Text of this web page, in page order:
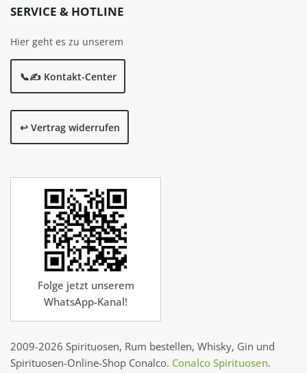
SERVICE & HOTLINE
Hier geht es zu unserem
📞✍️ Kontakt-Center
↩️ Vertrag widerrufen
Folge jetzt unserem
WhatsApp-Kanal!
2009-2026 Spirituosen, Rum bestellen, Whisky, Gin und
Spirituosen-Online-Shop Conalco. Conalco Spirituosen.